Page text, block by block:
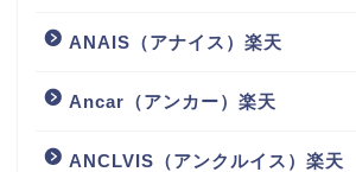
ANAIS（アナイス）楽天
Ancar（アンカー）楽天
ANCLVIS（アンクルイス）楽天